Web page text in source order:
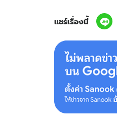
แชร์เรื่องนี้